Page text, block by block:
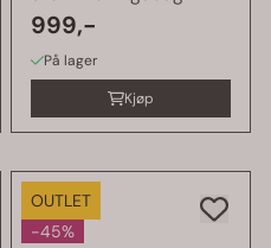
999,-
På lager
Kjøp
OUTLET
-45%